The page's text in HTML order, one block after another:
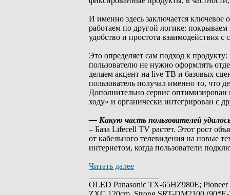
И именно здесь заключается ключевое
работаем по другой логике:
удобство и простота взаимодействия с
Это определяет сам подход к
пользователю не нужно оформлять
делаем акцент на live ТВ и базовых
пользователь получал именно то, что
Дополнительно сервис оптимизирован
ходу» и органически интегрирован с
— Какую часть пользователей
– База Lifecell TV растет. Этот рост
от кабельного телевидения на новые
интернетом, когда пользователи
Читать далее
OLED Panasonic TX-65HZ980E;